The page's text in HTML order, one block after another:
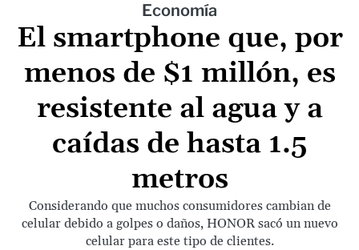
Economía
El smartphone que, por
menos de $1 millón, es
resistente al agua y a
caídas de hasta 1.5
metros
Considerando que muchos consumidores cambian de
celular debido a golpes o daños, HONOR sacó un nuevo
celular para este tipo de clientes.